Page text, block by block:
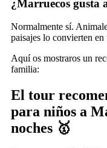
¿Marruecos gusta
Normalmente sí.
paisajes lo convierten
Aquí os mostraros un
familia:
El tour
para niños a
noches 🥇